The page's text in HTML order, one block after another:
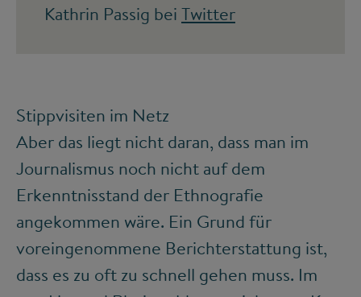
Kathrin Passig bei Twitter
Stippvisiten im Netz
Aber das liegt nicht daran, dass man im
Journalismus noch nicht auf dem
Erkenntnisstand der Ethnografie
angekommen wäre. Ein Grund für
voreingenommene Berichterstattung ist,
dass es zu oft zu schnell gehen muss. Im